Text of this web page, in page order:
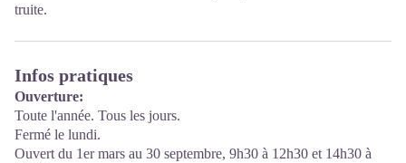
truite.
Infos pratiques
Ouverture:
Toute l'année. Tous les jours.
Fermé le lundi.
Ouvert du 1er mars au 30 septembre, 9h30 à 12h30 et 14h30 à